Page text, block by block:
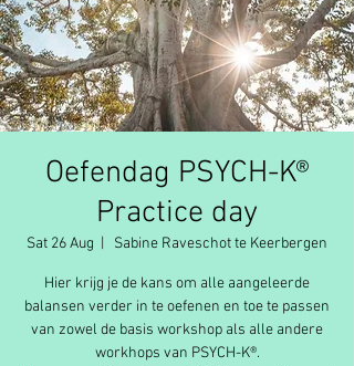
Oefendag PSYCH-K®
Practice day
Sat 26 Aug Sabine Raveschot te Keerbergen
Hier krijg je de kans om alle aangeleerde
balansen verder in te oefenen en toe te passen
van zowel de basis workshop als alle andere
workhops van PSYCH-K®.